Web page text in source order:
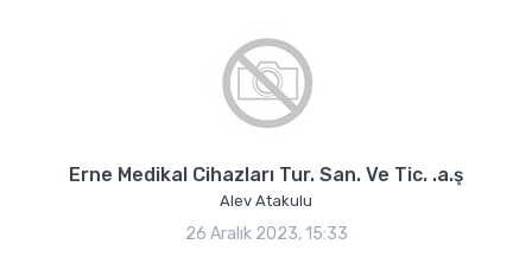
Erne Medikal Cihazları Tur. San. Ve Tic. .a.ş
Alev Atakulu
26 Aralık 2023, 15:33